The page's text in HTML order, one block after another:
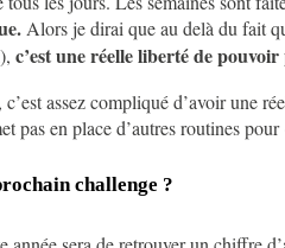
Alors je dirai que au delà du fait
c’est une réelle liberté de
c’est assez compliqué d’avoir une
pas en place d’autres routines
challenge ?